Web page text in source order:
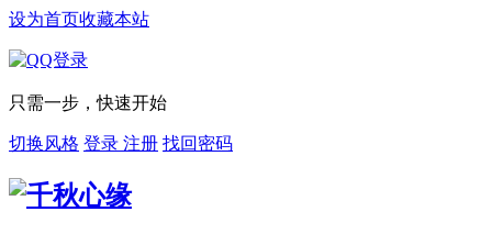
设为首页收藏本站
只需一步，快速开始
切换风格 登录 注册 找回密码